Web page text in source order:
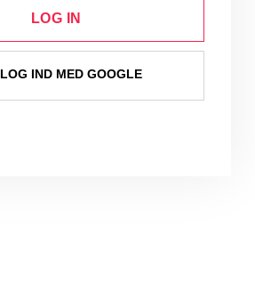
LOG IN
LOG IND MED GOOGLE